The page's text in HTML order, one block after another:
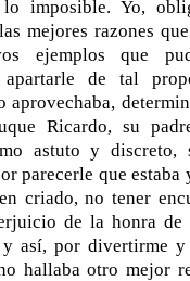
imposible. Yo,
mejores razones
ejemplos que
de tal
aprovechaba,
Ricardo, su
astuto y discreto,
parecerle que estaba
criado, no tener
de la honra de
así, por divertirme y
hallaba otro mejor